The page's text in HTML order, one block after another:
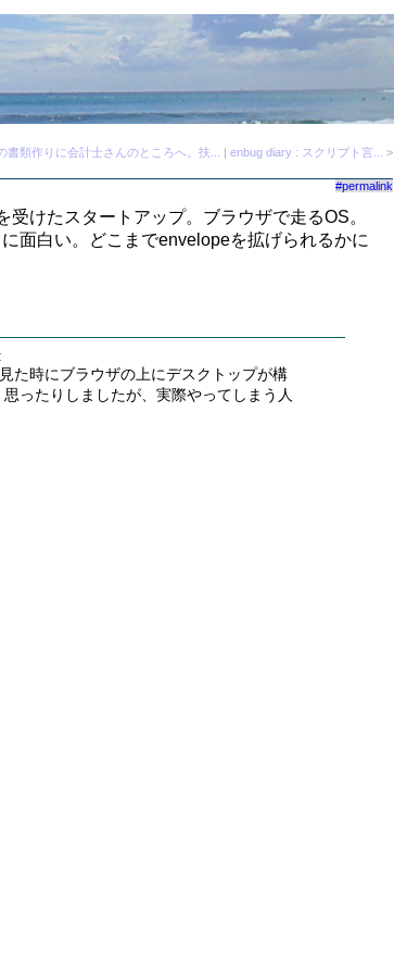
書類作りに会計士さんのところへ。扶... enbug diary : スクリプト言... >
#permalink
受けたスタートアップ。ブラウザで走るOS。
面白い。どこまでenvelopeを拡げられるかに
た時にブラウザの上にデスクトップが構
ったりしましたが、実際やってしまう人